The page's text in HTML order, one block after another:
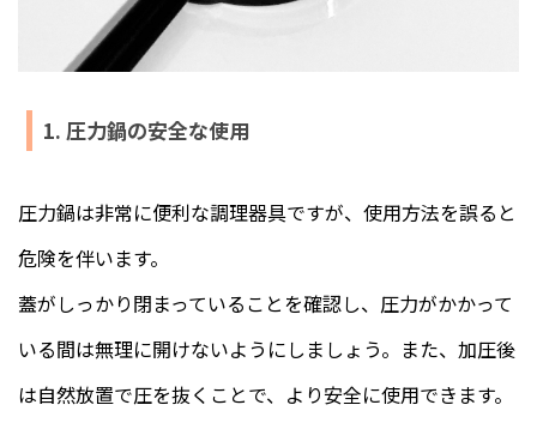
1. 圧力鍋の安全な使用
圧力鍋は非常に便利な調理器具ですが、使用方法を誤ると
危険を伴います。
蓋がしっかり閉まっていることを確認し、圧力がかかって
いる間は無理に開けないようにしましょう。また、加圧後
は自然放置で圧を抜くことで、より安全に使用できます。